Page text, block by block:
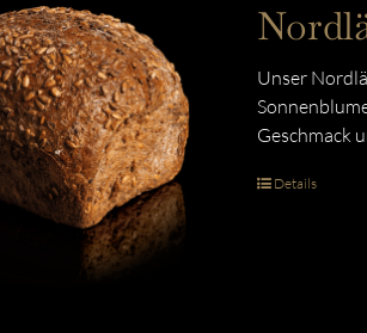
Unser
Geschmack
Details